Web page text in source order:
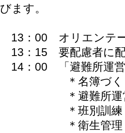
びます。
13：00 オリエンテ
13：15 要配慮者に配
14：00 「避難
＊名簿づ
＊避難所運
＊班別
＊衛生管理・食